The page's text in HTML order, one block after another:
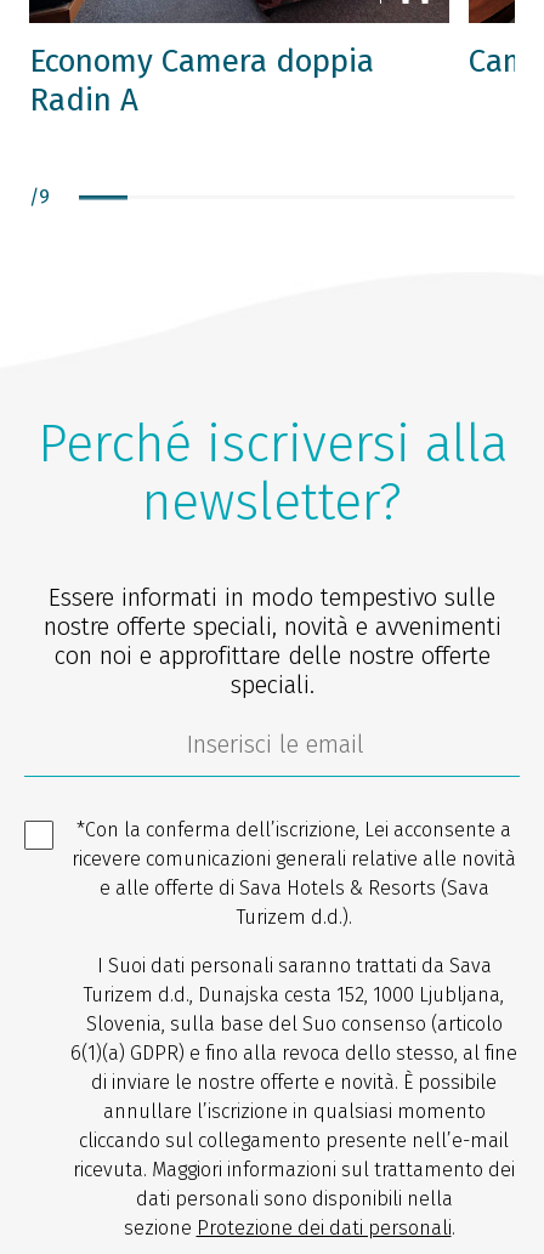
Economy Camera doppia
Radin A
/9
Perché iscriversi alla
newsletter?
Essere informati in modo tempestivo sulle
nostre offerte speciali, novità e avvenimenti
con noi e approfittare delle nostre offerte
speciali.
*Con la conferma dell’iscrizione, Lei acconsente a
ricevere comunicazioni generali relative alle novità
e alle offerte di Sava Hotels & Resorts (Sava
Turizem d.d.).
I Suoi dati personali saranno trattati da Sava
Turizem d.d., Dunajska cesta 152, 1000 Ljubljana,
Slovenia, sulla base del Suo consenso (articolo
6(1)(a) GDPR) e fino alla revoca dello stesso, al fine
di inviare le nostre offerte e novità. È possibile
annullare l’iscrizione in qualsiasi momento
cliccando sul collegamento presente nell’e-mail
ricevuta. Maggiori informazioni sul trattamento dei
dati personali sono disponibili nella
sezione Protezione dei dati personali.